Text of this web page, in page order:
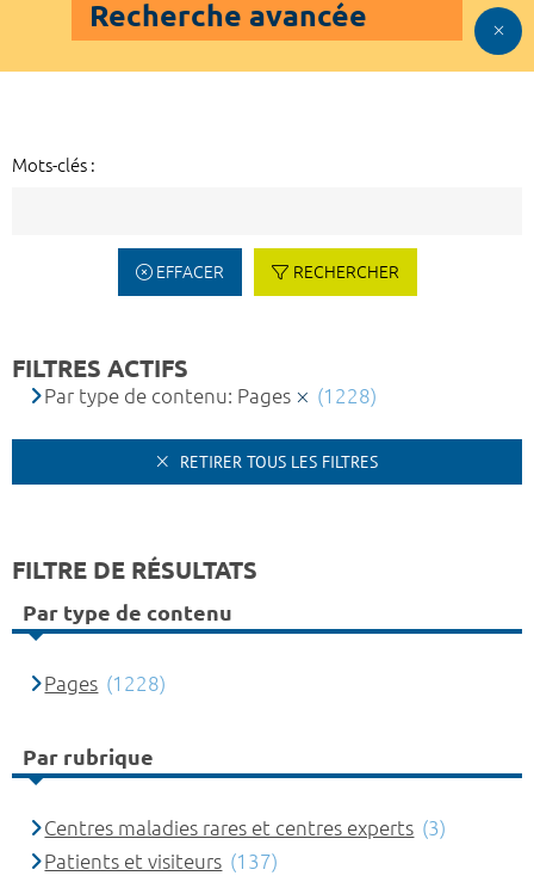
Recherche avancée
Mots-clés :
EFFACER RECHERCHER
FILTRES ACTIFS
Par type de contenu: Pages (1228)
RETIRER TOUS LES FILTRES
FILTRE DE RÉSULTATS
Par type de contenu
Pages (1228)
Par rubrique
Centres maladies rares et centres experts (3)
Patients et visiteurs (137)